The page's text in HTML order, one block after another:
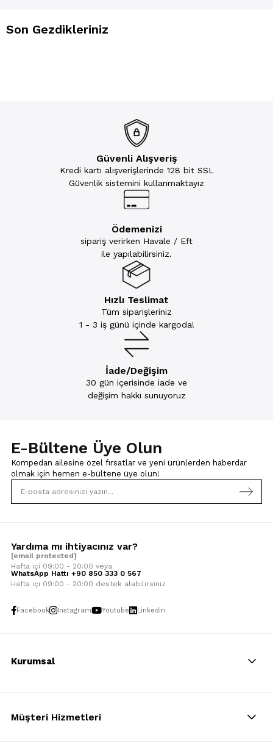
Son Gezdikleriniz
Güvenli Alışveriş
Kredi kartı alışverişlerinde 128 bit SSL
Güvenlik sistemini kullanmaktayız
Ödemenizi
sipariş verirken Havale / Eft
ile yapılabilirsiniz.
Hızlı Teslimat
Tüm siparişleriniz
1 - 3 iş günü içinde kargoda!
İade/Değişim
30 gün içerisinde iade ve
değişim hakkı sunuyoruz
E-Bültene Üye Olun
Kompedan ailesine özel fırsatlar ve yeni ürünlerden haberdar
olmak için hemen e-bültene üye olun!
Yardıma mı ihtiyacınız var?
[email protected]
Hafta içi 09:00 - 20:00 veya
WhatsApp Hattı +90 850 333 0 567
Hafta içi 09:00 - 20:00 destek alabilirsiniz
Facebook Instagram Youtube Linkedin
Kurumsal
Müşteri Hizmetleri